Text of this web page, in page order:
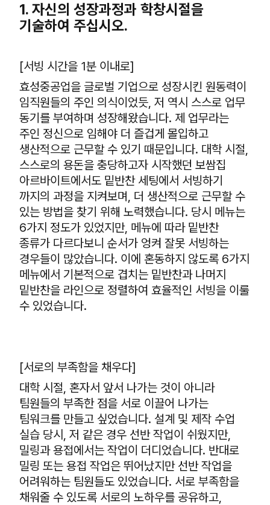
1. 자신의 성장과정과 학창시절을
기술하여 주십시오.
[서빙 시간을 1분 이내로]
효성중공업을 글로벌 기업으로 성장시킨 원동력이
임직원들의 주인 의식이었듯, 저 역시 스스로 업무
동기를 부여하며 성장해왔습니다. 제 업무라는
주인 정신으로 임해야 더 즐겁게 몰입하고
생산적으로 근무할 수 있기 때문입니다. 대학 시절,
스스로의 용돈을 충당하고자 시작했던 보쌈집
아르바이트에서도 밑반찬 세팅에서 서빙하기
까지의 과정을 지켜보며, 더 생산적으로 근무할 수
있는 방법을 찾기 위해 노력했습니다. 당시 메뉴는
6가지 정도가 있었지만, 메뉴에 따라 밑반찬
종류가 다르다보니 순서가 엉켜 잘못 서빙하는
경우들이 많았습니다. 이에 혼동하지 않도록 6가지
메뉴에서 기본적으로 겹치는 밑반찬과 나머지
밑반찬을 라인으로 정렬하여 효율적인 서빙을 이룰
수 있었습니다.
[서로의 부족함을 채우다]
대학 시절, 혼자서 앞서 나가는 것이 아니라
팀원들의 부족한 점을 서로 이끌어 나가는
팀워크를 만들고 싶었습니다. 설계 및 제작 수업
실습 당시, 저 같은 경우 선반 작업이 쉬웠지만,
밀링과 용접에서는 작업이 더디었습니다. 반대로
밀링 또는 용접 작업은 뛰어났지만 선반 작업을
어려워하는 팀원들도 있었습니다. 서로 부족함을
채워줄 수 있도록 서로의 노하우를 공유하고,